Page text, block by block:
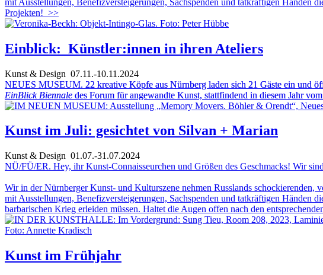
Projekten! >>
Einblick: Künstler:innen in ihren Ateliers
Kunst & Design 07.11.-10.11.2024
NEUES MUSEUM. 22 kreative Köpfe aus Nürnberg laden sich 21 Gäste ein und
EinBlick Biennale des Forum für angewandte Kunst, stattfindend in diesem Jahr vom
Kunst im Juli: gesichtet von Silvan + Marian
Kunst & Design 01.07.-31.07.2024
NÜ/FÜ/ER. Hey, ihr Kunst-Connaisseurchen und Größen des Geschmacks! Wir
Wir in der Nürnberger Kunst- und Kulturszene nehmen Russlands
mit Ausstellungen, Benefizversteigerungen, Sachspenden und tatkräftigen Händen
barbarischen Krieg erleiden müssen. Haltet die Augen offen nach den
Kunst im Frühjahr